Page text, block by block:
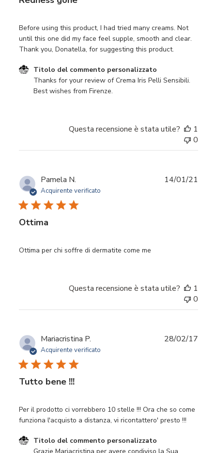
Before using this product, I had tried many creams. Not
until this one did my face feel supple, smooth and clear.
Thank you, Donatella, for suggesting this product.
Commenti del proprietario del negozio sulla recensione
Titolo del commento personalizzato
Thanks for your review of Crema Iris Pelli Sensibili.
Best wishes from Firenze.
Questa recensione è stata utile?
1
0
Pamela N.
Acquirente verificato
Ottima
Ottima per chi soffre di dermatite come me
14/01/21
Questa recensione è stata utile?
1
0
Mariacristina P.
Acquirente verificato
Tutto bene !!!
Per il prodotto ci vorrebbero 10 stelle !!! Ora che so come
funziona l'acquisto a distanza, vi ricontattero' presto !!!
Commenti del proprietario del negozio sulla recensione
Titolo del commento personalizzato
Data
28/02/17